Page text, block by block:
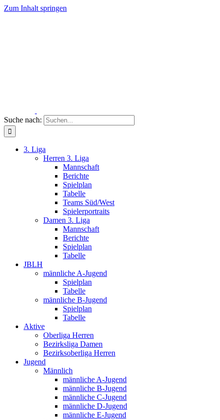
Zum Inhalt springen
Suche nach:
3. Liga
Herren 3. Liga
Mannschaft
Berichte
Spielplan
Tabelle
Teams Süd/West
Spielerportraits
Damen 3. Liga
Mannschaft
Berichte
Spielplan
Tabelle
JBLH
männliche A-Jugend
Spielplan
Tabelle
männliche B-Jugend
Spielplan
Tabelle
Aktive
Oberliga Herren
Bezirksliga Damen
Bezirksoberliga Herren
Jugend
Männlich
männliche A-Jugend
männliche B-Jugend
männliche C-Jugend
männliche D-Jugend
männliche E-Jugend